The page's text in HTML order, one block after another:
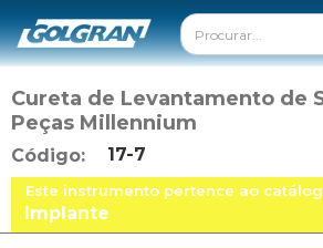
Cureta de Levantamento de
Peças Millennium
Código: 17-7
Este instrumento pertence ao
Implante